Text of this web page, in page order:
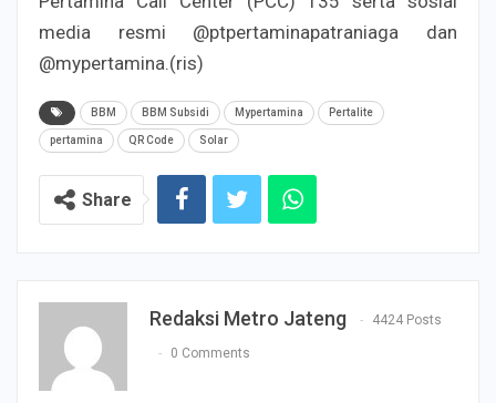
media resmi @ptpertaminapatraniaga dan
@mypertamina.(ris)
BBM BBM Subsidi Mypertamina Pertalite
pertamina QR Code Solar
Share
Redaksi Metro Jateng 4424 Posts
0 Comments